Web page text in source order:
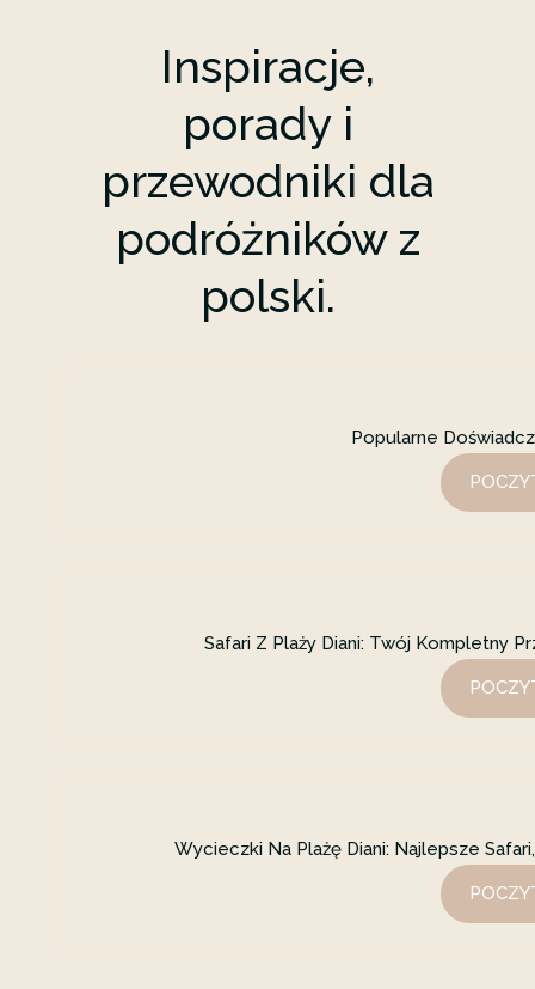
Inspiracje,
porady i
przewodniki dla
podróżników z
polski.
Popularne
Safari Z Plaży Diani: Twój Kompletny
Wycieczki Na Plażę Diani: Najlepsze